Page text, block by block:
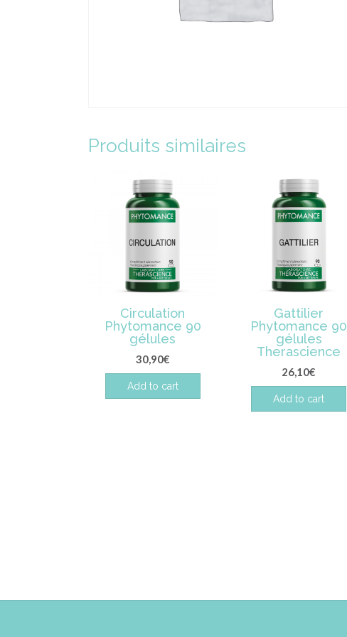
Produits similaires
Circulation
Phytomance 90
gélules
30,90€
Add to cart
Gattilier
Phytomance 90
gélules
Therascience
26,10€
Add to cart